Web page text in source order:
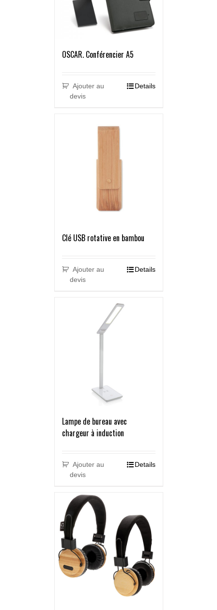
OSCAR. Conférencier A5
Ajouter au
devis
Details
Clé USB rotative en bambou
Ajouter au
devis
Details
Lampe de bureau avec
chargeur à induction
Ajouter au
devis
Details